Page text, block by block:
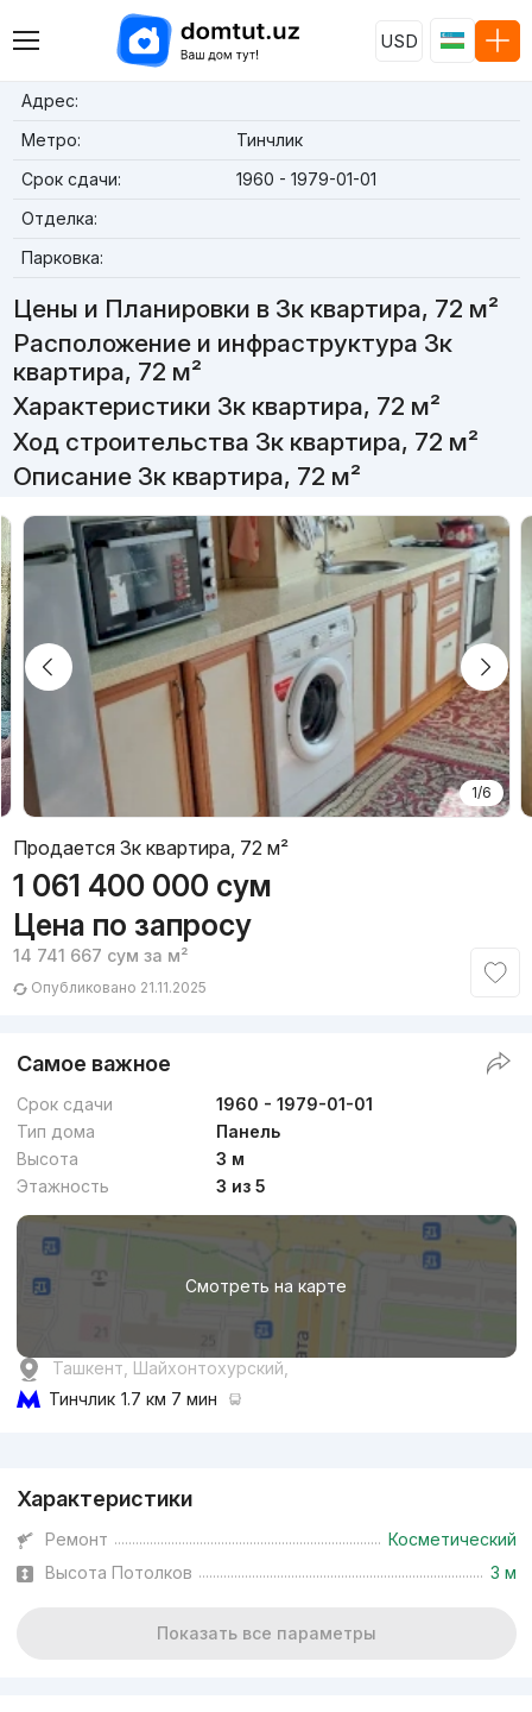
USD
Адрес:
Метро:
Тинчлик
Срок сдачи:
1960 - 1979-01-01
Отделка:
Парковка:
Цены и Планировки в 3к квартира, 72 м²
Расположение и инфраструктура 3к
квартира, 72 м²
Характеристики 3к квартира, 72 м²
Ход строительства 3к квартира, 72 м²
Описание 3к квартира, 72 м²
1/6
Продается 3к квартира, 72 м²
1 061 400 000 сум
Цена по запросу
14 741 667 сум за м²
Опубликовано 21.11.2025
Самое важное
Срок сдачи
1960 - 1979-01-01
Тип дома
Панель
Высота
3 м
Этажность
3 из 5
Смотреть на карте
Ташкент, Шайхонтохурский,
Тинчлик 1.7 км 7 мин
Характеристики
Ремонт
Косметический
Высота Потолков
3 м
Показать все параметры